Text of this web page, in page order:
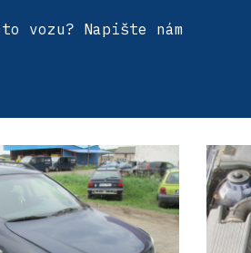
vozu? Napište nám